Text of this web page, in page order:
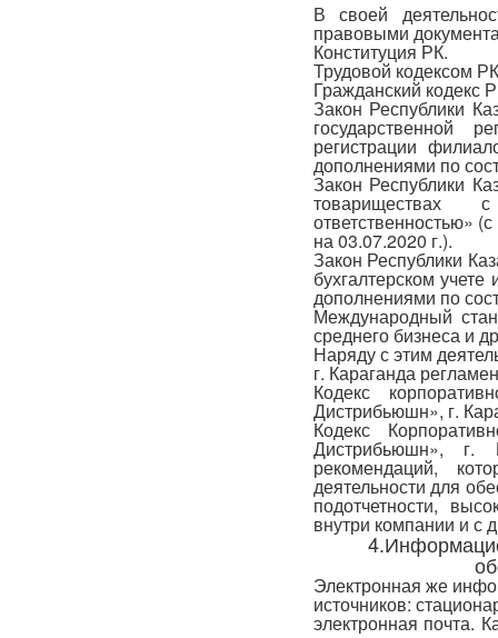
В своей
правовыми
Конституция РК.
Трудовой кодексом
Гражданский кодекс
Закон Республики
государственной
регистрации
дополнениями по
Закон Республики
товариществах
ответственностью»
на 03.07.2020 г.).
Закон Республики
бухгалтерском
дополнениями по
Международный
среднего бизнеса и
Наряду с этим
г. Караганда
Кодекс
Дистрибьюшн», г.
Кодекс
Дистрибьюшн», г.
рекомендаций,
деятельности для
подотчетности,
внутри компании и с
Электронная же
источников:
электронная почта.